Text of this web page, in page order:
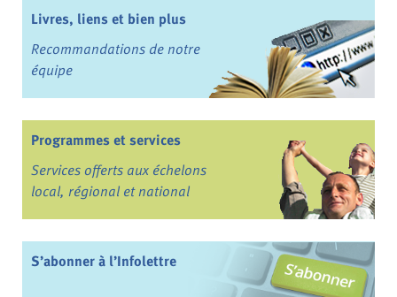
Livres, liens et bien plus
Recommandations de notre
équipe
Programmes et services
Services offerts aux échelons
local, régional et national
S’abonner à l’Infolettre